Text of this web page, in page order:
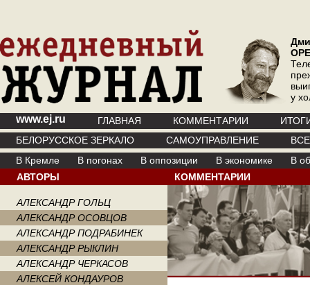
у
www.ej.ru ГЛАВНАЯ КОММЕНТАРИИ
БЕЛОРУССКОЕ ЗЕРКАЛО
САМОУПРАВЛЕНИЕ
В Кремле
В погонах В оппозиции В экономике
В
АВТОРЫ
АЛЕКСАНДР ГОЛЬЦ
АЛЕКСАНДР ОСОВЦОВ
АЛЕКСАНДР ПОДРАБИНЕК
АЛЕКСАНДР РЫКЛИН
АЛЕКСАНДР ЧЕРКАСОВ
АЛЕКСЕЙ КОНДАУРОВ
КОММЕНТАРИИ